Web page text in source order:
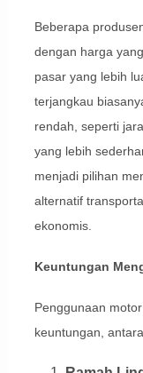
Beberapa
dengan harga
pasar yang lebih
terjangkau
rendah, seperti
yang lebih
menjadi pilihan
alternatif
ekonomis.
Keuntungan
Penggunaan
keuntungan,